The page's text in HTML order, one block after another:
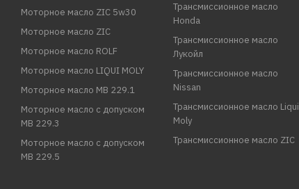
Моторное масло ZIC 5w30
Моторное масло ZIC
Моторное масло ROLF
Моторное масло LIQUI MOLY
Моторное масло MB 229.1
Моторное масло с допуском
MB 229.3
Моторное масло с допуском
MB 229.5
Трансмиссионное масло
Honda
Трансмиссионное масло
Лукойл
Трансмиссионное масло
Nissan
Трансмиссионное масло Liqui
Moly
Трансмиссионное масло ZIC